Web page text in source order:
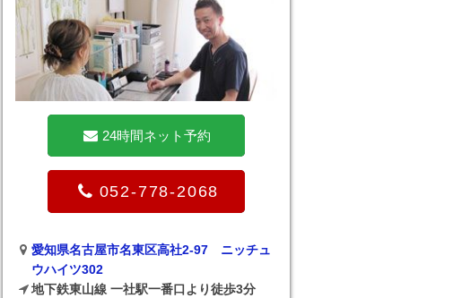
24時間ネット予約
052-778-2068
愛知県名古屋市名東区高社2-97 ニッチュ
ウハイツ302
地下鉄東山線 一社駅一番口より徒歩3分